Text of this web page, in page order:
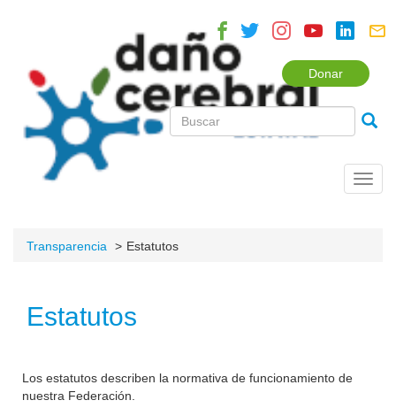
Donar
Transparencia Estatutos
Estatutos
Los estatutos describen la normativa de funcionamiento de
nuestra Federación.